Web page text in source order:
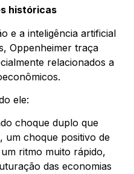
históricas
e a inteligência artificial
Oppenheimer traça
relacionados a
ele:
choque duplo que
um choque positivo de
ritmo muito rápido,
das economias